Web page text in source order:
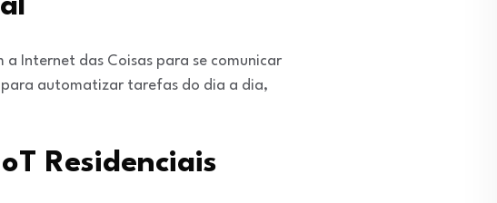
Internet das Coisas para se comunicar
para automatizar tarefas do dia a dia,
Residenciais